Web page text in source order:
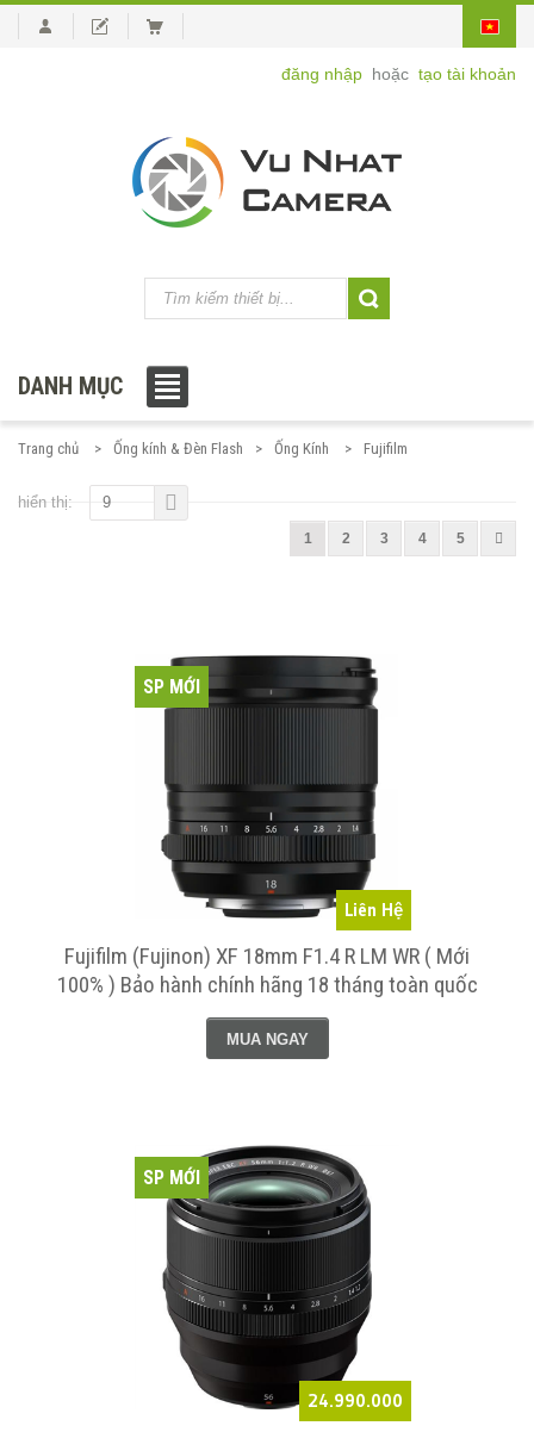
đăng nhập hoặc tạo tài khoản
DANH MỤC
Trang chủ Ống kính & Đèn Flash Ống Kính Fujifilm
1 2 3 4 5
hiển thị: 9
Liên Hệ
SP MỚI
Fujifilm (Fujinon) XF 18mm F1.4 R LM WR ( Mới
100% ) Bảo hành chính hãng 18 tháng toàn quốc
MUA NGAY
24.990.000
SP MỚI